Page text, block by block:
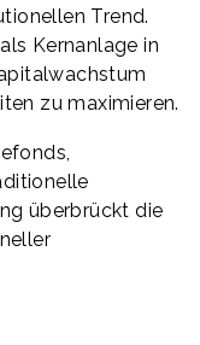
Trend.
Kernanlage in
zu maximieren.
überbrückt die